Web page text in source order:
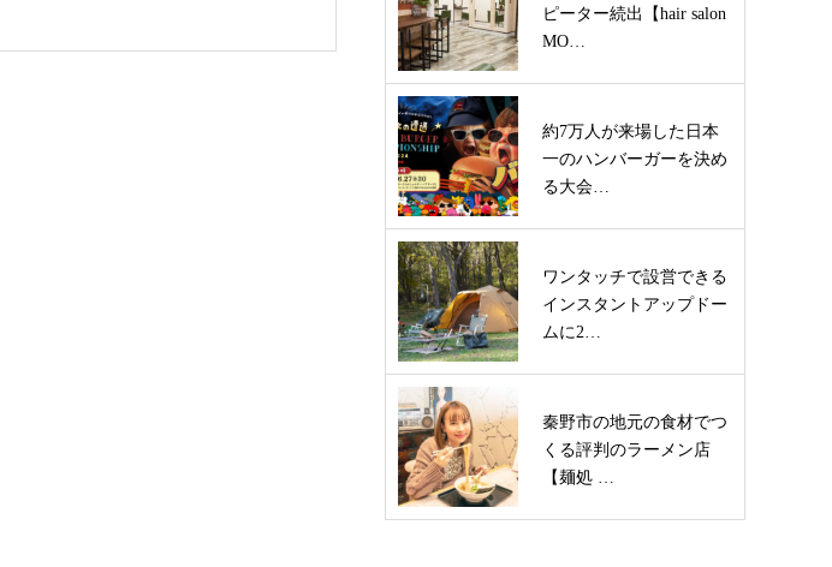
ピーター続出【hair salon
MO…
約7万人が来場した日本
一のハンバーガーを決め
る大会…
ワンタッチで設営できる
インスタントアップドー
ムに2…
秦野市の地元の食材でつ
くる評判のラーメン店
【麺処 …